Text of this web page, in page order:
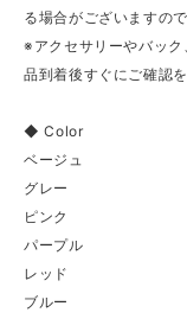
る場合がございますの
※アクセサリーやバッ
品到着後すぐにご確認
◆ Color
ベージュ
グレー
ピンク
パープル
レッド
ブルー